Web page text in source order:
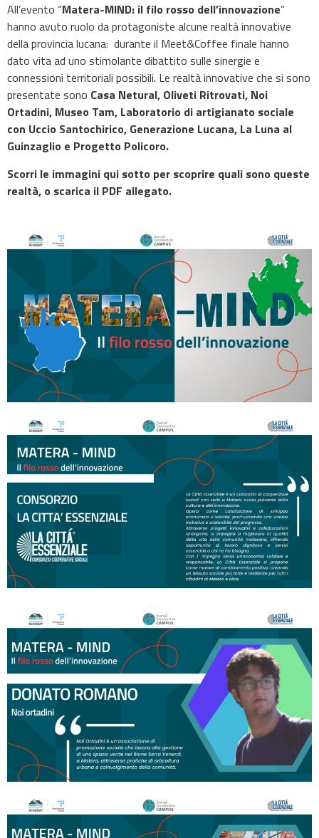
All’evento “Matera-MIND: il filo rosso dell’innovazione”
hanno avuto ruolo da protagoniste alcune realtà innovative
della provincia lucana: durante il Meet&Coffee finale hanno
dato vita ad uno stimolante dibattito sulle sinergie e
connessioni territoriali possibili. Le realtà innovative che si sono
presentate sono Casa Netural, Oliveti Ritrovati, Noi
Ortadini, Museo Tam, Laboratorio di artigianato sociale
con Uccio Santochirico, Generazione Lucana, La Luna al
Guinzaglio e Progetto Policoro.
Scorri le immagini qui sotto per scoprire quali sono queste
realtà, o scarica il PDF allegato.